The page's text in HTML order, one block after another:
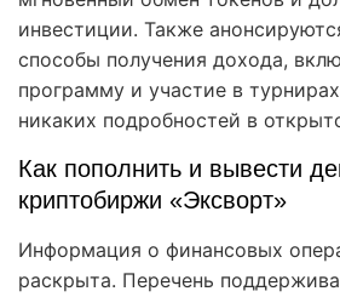
инвестиции. Также
способы получения дохода,
программу и участие в
никаких подробностей в
Как пополнить и вывести
криптобиржи «Эксворт»
Информация о финансовых
раскрыта. Перечень